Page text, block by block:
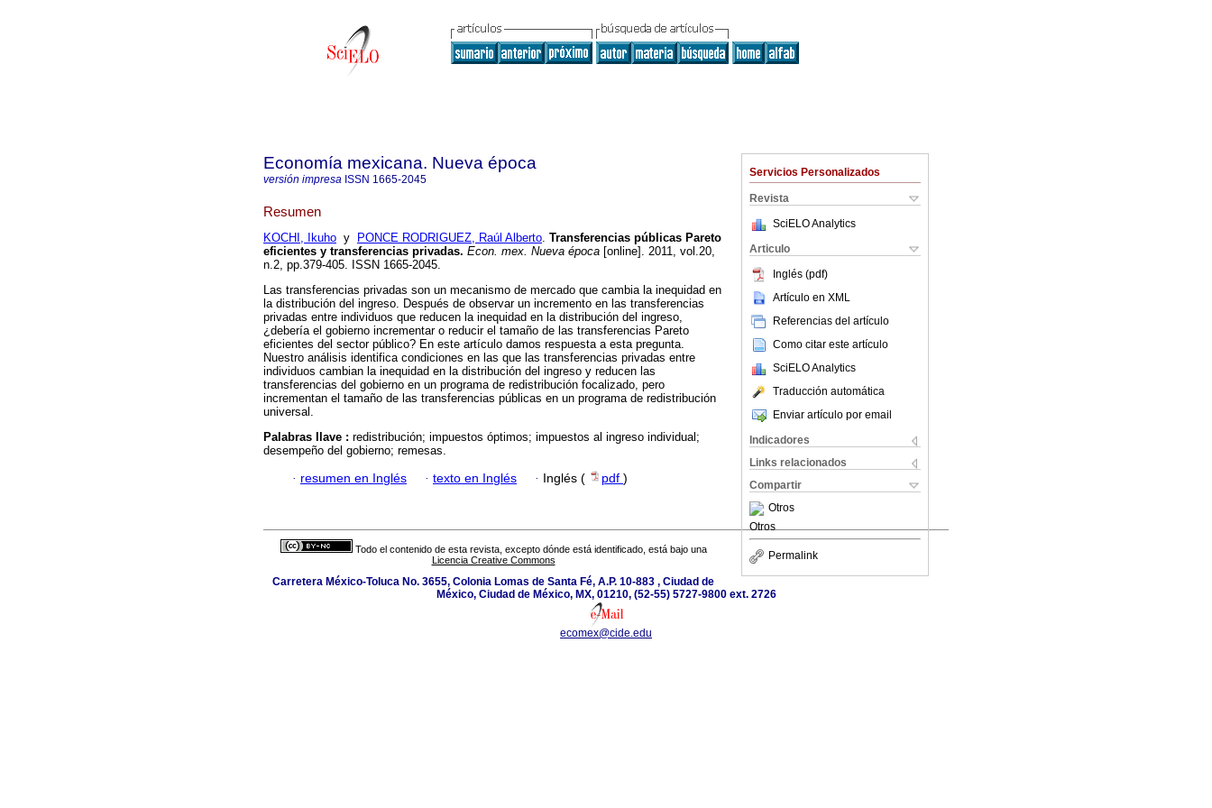
Servicios Personalizados
Revista
SciELO Analytics
Articulo
Inglés (pdf)
Artículo en XML
Referencias del artículo
Como citar este artículo
SciELO Analytics
Traducción automática
Enviar artículo por email
Indicadores
Links relacionados
Compartir
Otros
Otros
Permalink
Economía mexicana. Nueva época
versión impresa ISSN 1665-2045
Resumen
KOCHI, Ikuho y PONCE RODRIGUEZ, Raúl Alberto. Transferencias públicas Pareto
eficientes y transferencias privadas. Econ. mex. Nueva época [online]. 2011, vol.20,
n.2, pp.379-405. ISSN 1665-2045.
Las transferencias privadas son un mecanismo de mercado que cambia la inequidad en
la distribución del ingreso. Después de observar un incremento en las transferencias
privadas entre individuos que reducen la inequidad en la distribución del ingreso,
¿debería el gobierno incrementar o reducir el tamaño de las transferencias Pareto
eficientes del sector público? En este artículo damos respuesta a esta pregunta.
Nuestro análisis identifica condiciones en las que las transferencias privadas entre
individuos cambian la inequidad en la distribución del ingreso y reducen las
transferencias del gobierno en un programa de redistribución focalizado, pero
incrementan el tamaño de las transferencias públicas en un programa de redistribución
universal.
Palabras llave : redistribución; impuestos óptimos; impuestos al ingreso individual;
desempeño del gobierno; remesas.
· resumen en Inglés · texto en Inglés · Inglés ( pdf )
Todo el contenido de esta revista, excepto dónde está identificado, está bajo una
Licencia Creative Commons
Carretera México-Toluca No. 3655, Colonia Lomas de Santa Fé, A.P. 10-883 , Ciudad de
México, Ciudad de México, MX, 01210, (52-55) 5727-9800 ext. 2726
ecomex@cide.edu